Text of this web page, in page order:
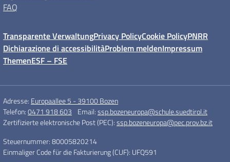
FAQ
Transparente VerwaltungPrivacy PolicyCookie PolicyPNRR
Dichiarazione di accessibilitàProblem meldenImpressum
ThemenESF – FSE
Adresse: Europaallee 5 - 39100 Bozen
Telefon:0471 918 603 Email:ssp.bozeneuropa@schule.suedtirol.it
Zertifizierte elektronische Post (PEC):ssp.bozeneuropa@pec.prov.bz.it
Steuernummer: 80005820214
Einmaliger Code für die Fakturierung (CUF): UFQ591